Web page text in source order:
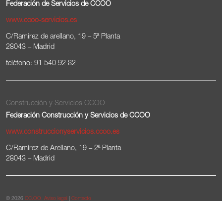
Federación de Servicios de CCOO
www.ccoo-servicios.es
C/Ramírez de arellano, 19 – 5ª Planta
28043 – Madrid
teléfono: 91 540 92 82
Construcción y Servicios CCOO
Federación Construcción y Servicios de CCOO
www.construccionyservicios.ccoo.es
C/Ramírez de Arellano, 19 – 2ª Planta
28043 – Madrid
© 2026 CC.OO. Aviso legal Contacto